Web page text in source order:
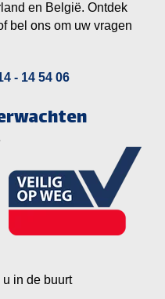
en België. Ontdek
bel ons om uw vragen
- 14 54 06
in de buurt